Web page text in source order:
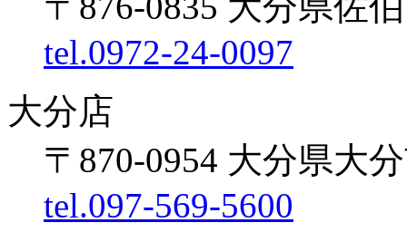
tel.0972-24-0097
大分店
〒870-0954 大分県大
tel.097-569-5600